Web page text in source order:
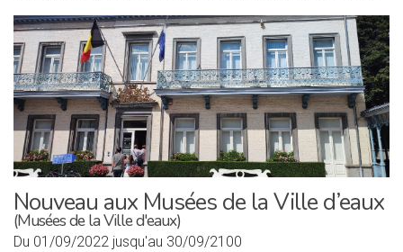
Nouveau aux Musées de la Ville d’eaux
(Musées de la Ville d'eaux)
Du 01/09/2022 jusqu'au 30/09/2100